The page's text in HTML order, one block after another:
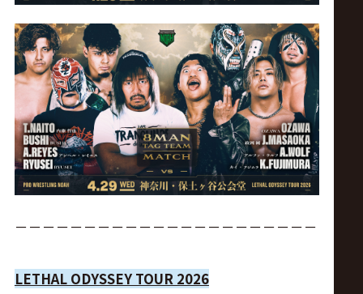
－－－－－－－－－－－－－－－－－－－－－－
LETHAL ODYSSEY TOUR 2026